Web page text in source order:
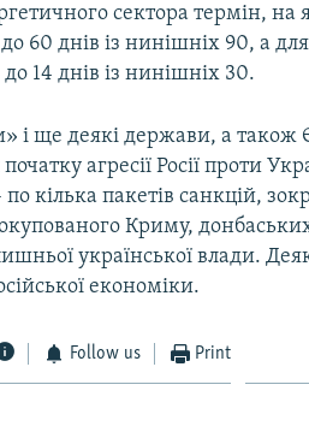
сектора термін,
60 днів із нинішніх 90, а
14 днів із нинішніх 30.
і ще деякі держави, а також
агресії Росії проти
кілька пакетів санкцій,
Криму,
української влади.
економіки.
Follow us Print